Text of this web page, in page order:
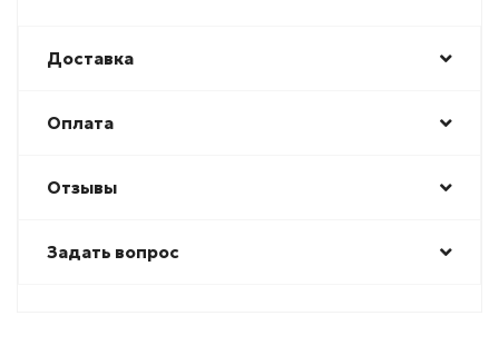
Доставка
Оплата
Отзывы
Задать вопрос